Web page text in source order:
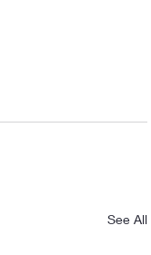
See All